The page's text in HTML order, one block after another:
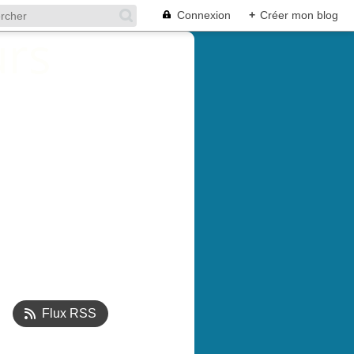
Connexion + Créer mon blog
Flux RSS